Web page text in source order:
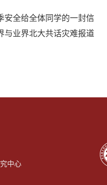
安全给全体同学的一封信
与业界北大共话灾难报道
中心